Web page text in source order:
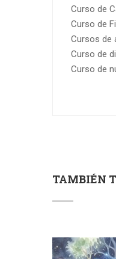
Curso de
Curso de
Cursos de
Curso de
Curso de
TAMBIÉN